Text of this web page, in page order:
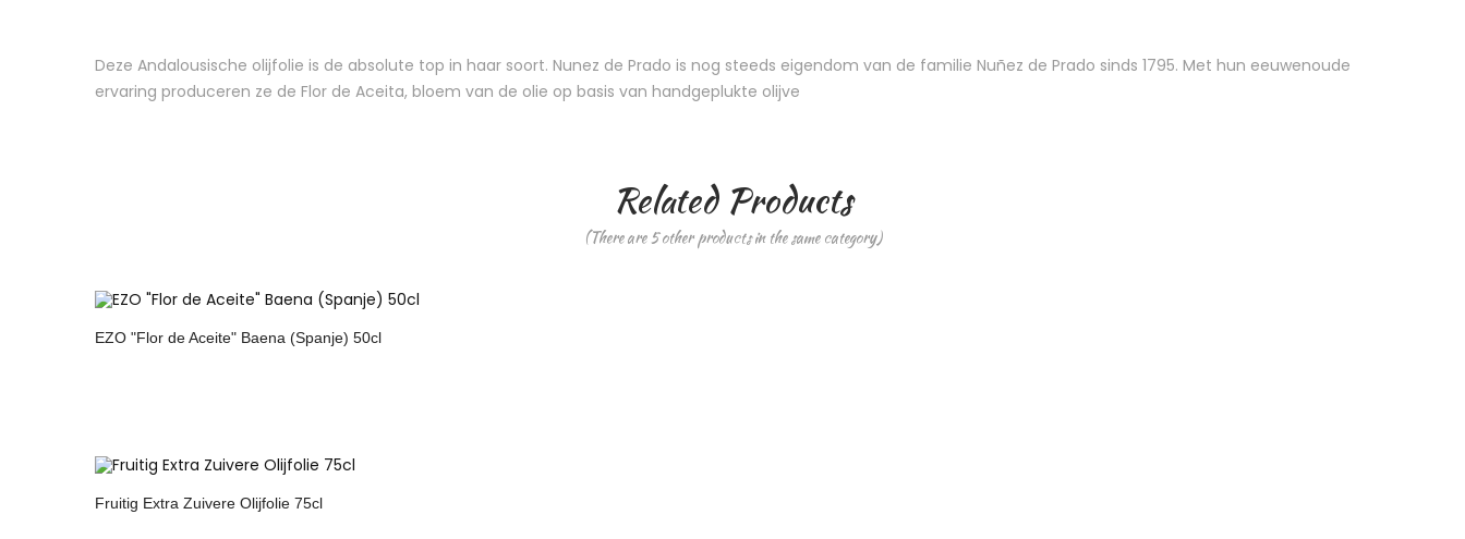
Deze Andalousische olijfolie is de absolute top in haar soort. Nunez de Prado is nog steeds eigendom van de familie Nuñez de Prado sinds 1795. Met hun eeuwenoude
ervaring produceren ze de Flor de Aceita, bloem van de olie op basis van handgeplukte olijve
Related Products
(There are 5 other products in the same category)
EZO "Flor de Aceite" Baena (Spanje) 50cl
Fruitig Extra Zuivere Olijfolie 75cl